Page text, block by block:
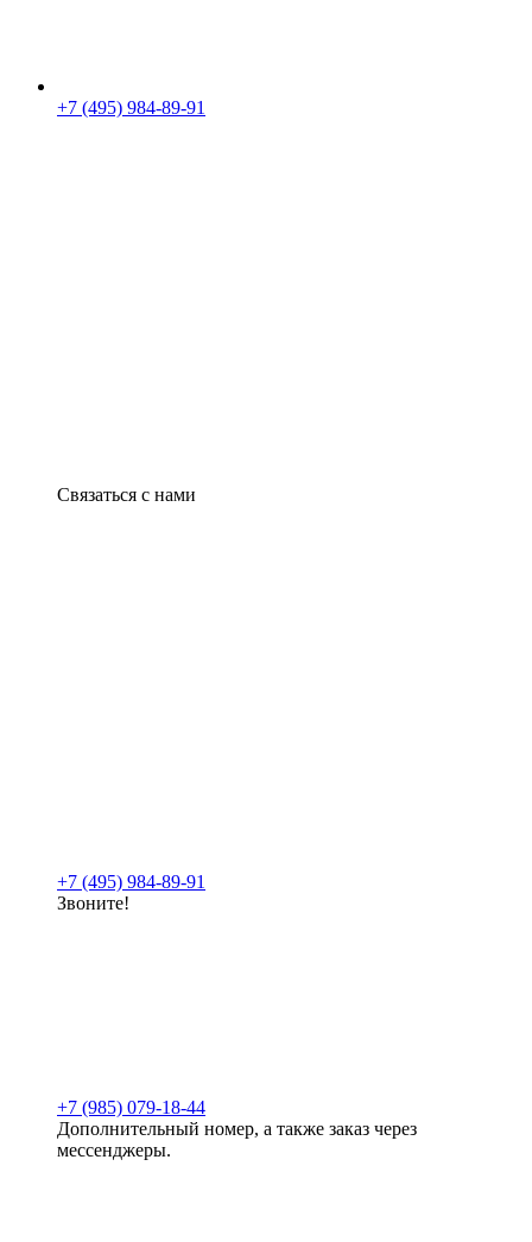
+7 (495) 984-89-91
Связаться с нами
+7 (495) 984-89-91
Звоните!
+7 (985) 079-18-44
Дополнительный номер, а также заказ через
мессенджеры.